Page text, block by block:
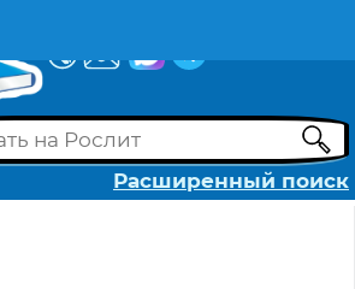
Расширенный поиск